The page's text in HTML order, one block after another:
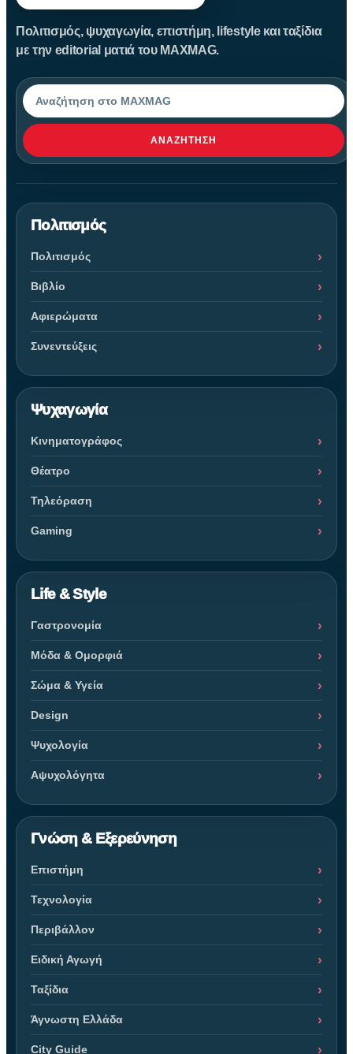
Πολιτισμός, ψυχαγωγία, επιστήμη, lifestyle και ταξίδια
με την editorial ματιά του MAXMAG.
Αναζήτηση
ΑΝΑΖΉΤΗΣΗ
Πολιτισμός
Πολιτισμός
Βιβλίο
Αφιερώματα
Συνεντεύξεις
Ψυχαγωγία
Κινηματογράφος
Θέατρο
Τηλεόραση
Gaming
Life & Style
Γαστρονομία
Μόδα & Ομορφιά
Σώμα & Υγεία
Design
Ψυχολογία
Αψυχολόγητα
Γνώση & Εξερεύνηση
Επιστήμη
Τεχνολογία
Περιβάλλον
Ειδική Αγωγή
Ταξίδια
Άγνωστη Ελλάδα
City Guide